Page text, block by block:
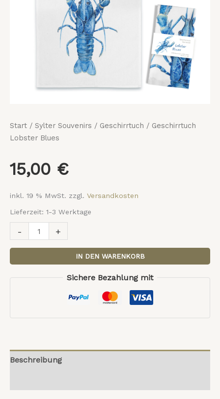
Start / Sylter Souvenirs / Geschirrtuch / Geschirrtuch
Lobster Blues
15,00 €
inkl. 19 % MwSt. zzgl. Versandkosten
Lieferzeit: 1-3 Werktage
- +
IN DEN WARENKORB
Sichere Bezahlung mit
Beschreibung